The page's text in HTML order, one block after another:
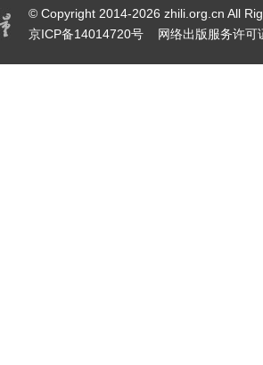
© Copyright 2014-2026 zhili.org.cn All
京ICP备14014720号
网络出版服务许可